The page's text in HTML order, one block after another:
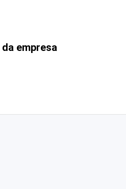
empresa